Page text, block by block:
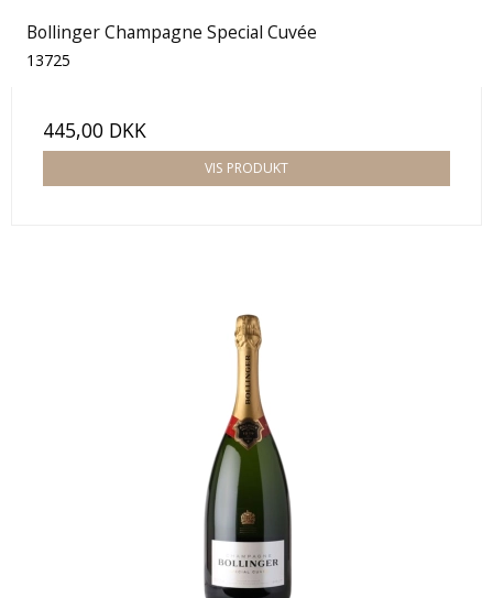
Bollinger Champagne Special Cuvée
13725
445,00 DKK
VIS PRODUKT